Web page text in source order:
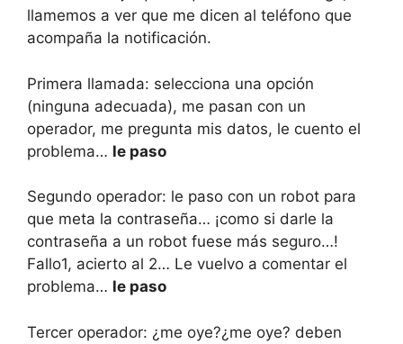
llamemos a ver que me dicen al teléfono que
acompaña la notificación.
Primera llamada: selecciona una opción
(ninguna adecuada), me pasan con un
operador, me pregunta mis datos, le cuento el
problema… le paso
Segundo operador: le paso con un robot para
que meta la contraseña… ¡como si darle la
contraseña a un robot fuese más seguro…!
Fallo1, acierto al 2… Le vuelvo a comentar el
problema… le paso
Tercer operador: ¿me oye?¿me oye? deben